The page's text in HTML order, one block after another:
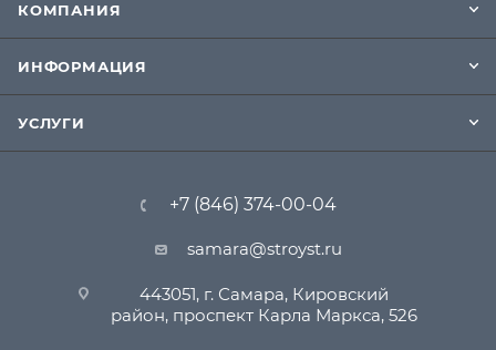
КОМПАНИЯ
ИНФОРМАЦИЯ
УСЛУГИ
+7 (846) 374-00-04
samara@stroyst.ru
443051, г. Самара, Кировский
район, проспект Карла Маркса, 526